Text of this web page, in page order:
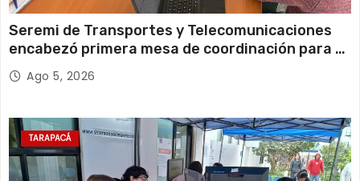
e
n
r
a
Seremi de Transportes y Telecomunicaciones
encabezó primera mesa de coordinación para el
retiro de cables en desuso en Iquique
Ago 5, 2026
TARAPACÁ